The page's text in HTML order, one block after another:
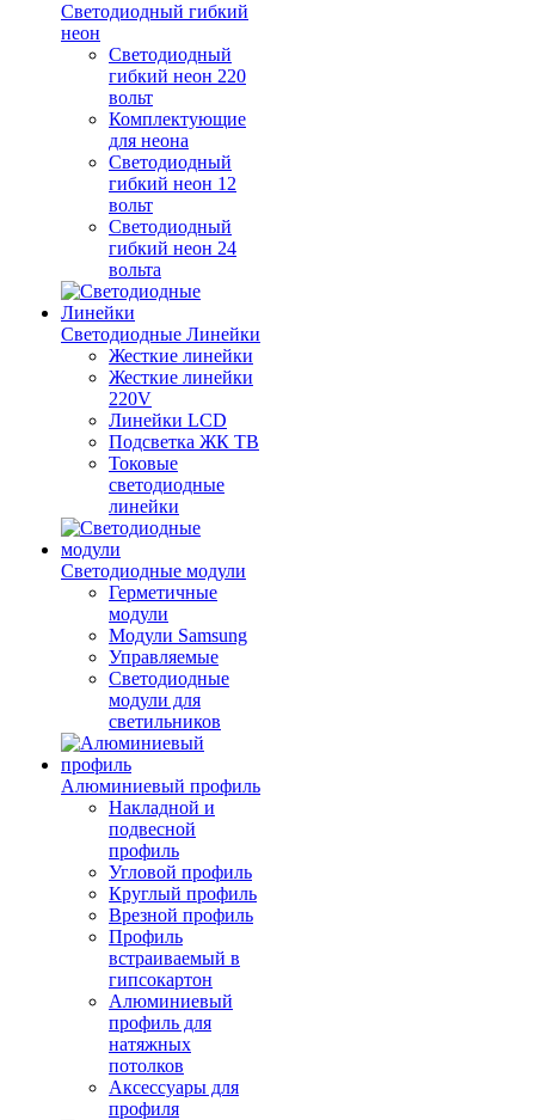
Светодиодный гибкий
неон
Светодиодный
гибкий неон 220
вольт
Комплектующие
для неона
Светодиодный
гибкий неон 12
вольт
Светодиодный
гибкий неон 24
вольта
Светодиодные Линейки
Жесткие линейки
Жесткие линейки
220V
Линейки LCD
Подсветка ЖК ТВ
Токовые
светодиодные
линейки
Светодиодные модули
Герметичные
модули
Модули Samsung
Управляемые
Светодиодные
модули для
светильников
Алюминиевый профиль
Накладной и
подвесной
профиль
Угловой профиль
Круглый профиль
Врезной профиль
Профиль
встраиваемый в
гипсокартон
Алюминиевый
профиль для
натяжных
потолков
Аксессуары для
профиля